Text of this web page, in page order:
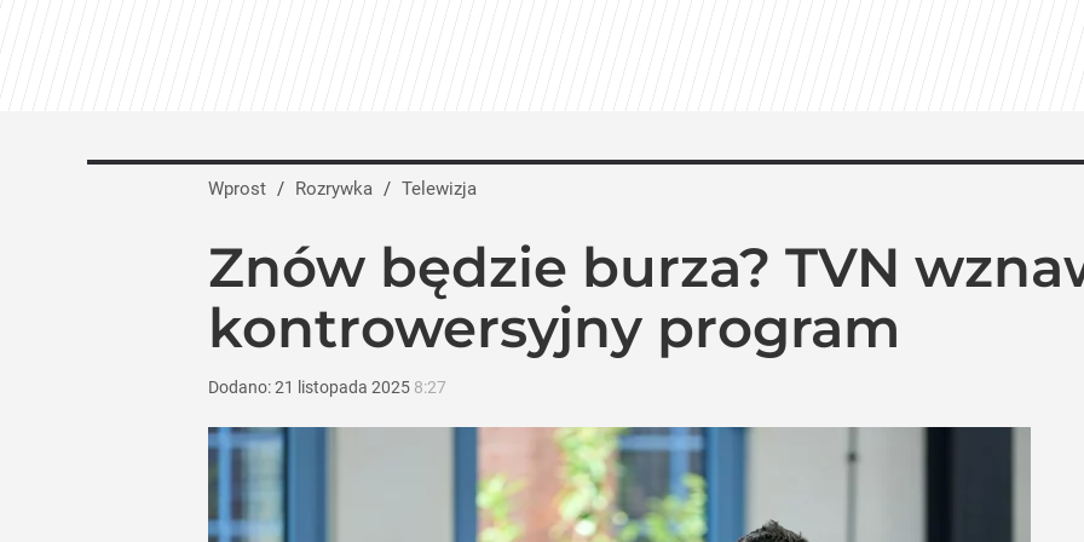
Wprost / Rozrywka / Telewizja
Znów będzie burza? TVN
kontrowersyjny program
Dodano:21 listopada 2025 8:27